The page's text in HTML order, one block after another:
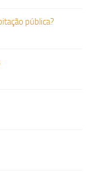
pública?